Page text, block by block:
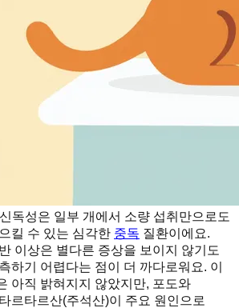
독성은 일부 개에서 소량 섭취만으로도
킬 수 있는 심각한 중독 질환이에요.
이상은 별다른 증상을 보이지 않기도
하기 어렵다는 점이 더 까다로워요. 이
아직 밝혀지지 않았지만, 포도와
르타르산(주석산)이 주요 원인으로